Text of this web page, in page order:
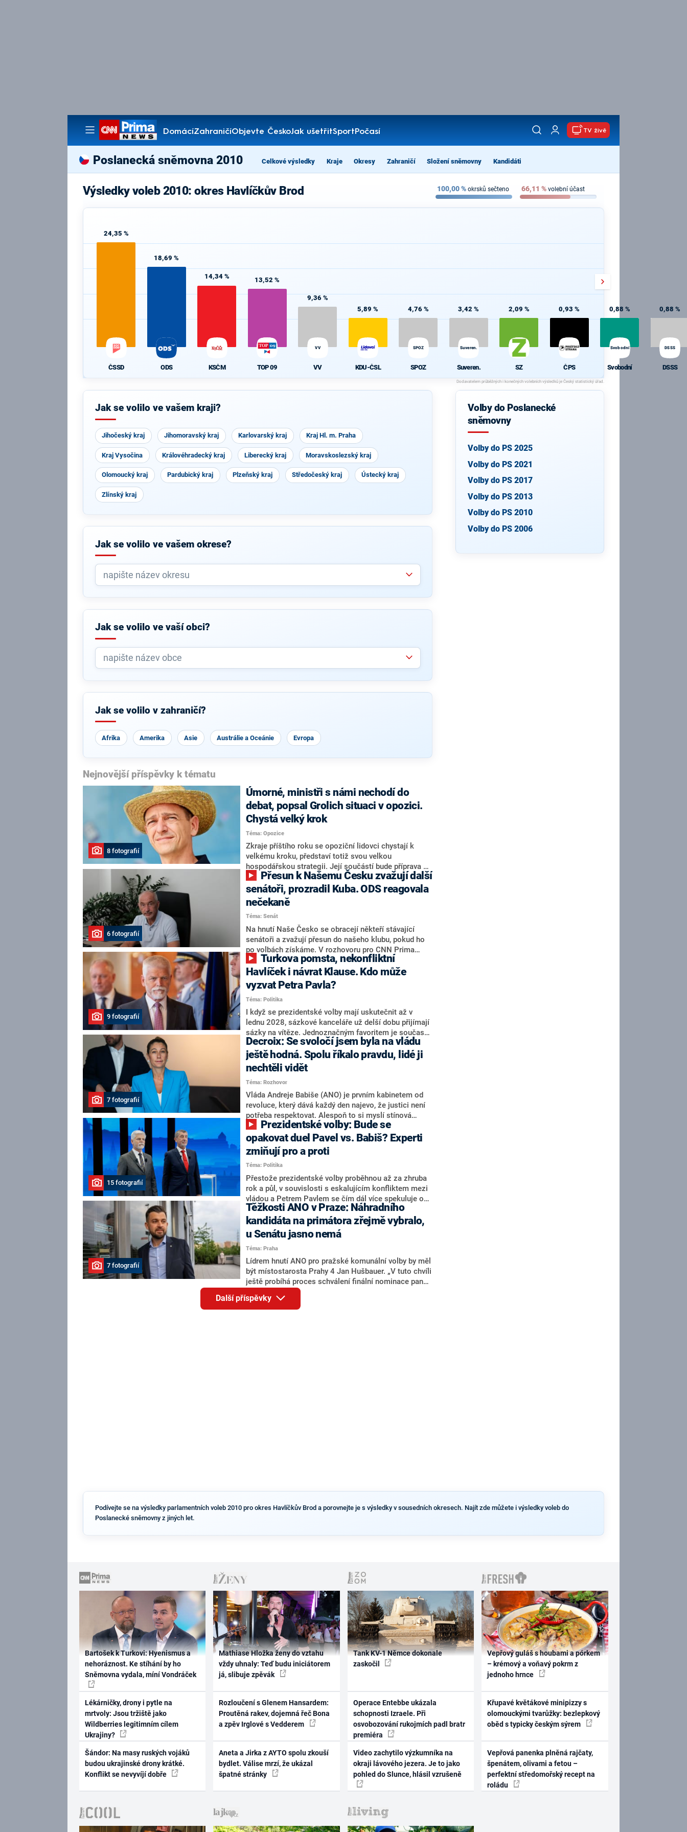
DomácíZahraničíObjevte ČeskoJak ušetřitSportPočasí
Pořady
TV živě
Poslanecká sněmovna 2010 Celkové výsledky Kraje Okresy Zahraničí Složení sněmovny Kandidáti
Výsledky voleb 2010: okres Havlíčkův Brod 100,00% okrsků sečteno 66,11 % volební účast
24,35 %
ČSSD
18,69 %
ODS
14,34 %
KSČM
13,52 %
TOP 09
9,36 %
VV
VV
5,89 %
KDU-ČSL
4,76 %
SPOZ
SPOZ
3,42 %
Suveren.
Suveren.
2,09 %
SZ
0,93 %
ČPS
0,88 %
Svobodní
Svobodní
0,88 %
DSSS
DSSS
Jak se volilo ve vašem kraji?
Jihočeský kraj Jihomoravský kraj Karlovarský kraj Kraj Hl. m. Praha
Kraj Vysočina Královéhradecký kraj Liberecký kraj Moravskoslezský kraj
Olomoucký kraj Pardubický kraj Plzeňský kraj Středočeský kraj Ústecký kraj
Zlínský kraj
Jak se volilo ve vašem okrese?
Jak se volilo ve vaší obci?
Jak se volilo v zahraničí?
Afrika Amerika Asie Austrálie a Oceánie Evropa
Nejnovější příspěvky k tématu
8 fotografií
Úmorné, ministři s námi nechodí do
debat, popsal Grolich situaci v opozici.
Chystá velký krok
Téma: Opozice
Zkraje příštího roku se opoziční lidovci chystají k
velkému kroku, představí totiž svou velkou
hospodářskou strategii. Její součástí bude příprava na
stárnutí populace, řekl ve středu na setkání s novináři
nový předseda lidovců Jan Grolich. Ten zároveň v
senátních volbách kandiduje ve Vyškově. Popsal i
aktivitu opozice, o níž vládní strany nebo političtí
komentátoři mluví jako o slabé a v defenzivě. „Je to
úmorná práce upozorňovat na chyby vlády. Ministři s
námi navíc nechodí do debat. Chceme ale ukazovat
svoje témata,“ odpověděl Grolich na dotaz CNN Prima
NEWS.
6 fotografií
senátoři, prozradil Kuba. ODS reagovala
nečekaně
Téma: Senát
Na hnutí Naše Česko se obracejí někteří stávající
senátoři a zvažují přesun do našeho klubu, pokud ho
po volbách získáme. V rozhovoru pro CNN Prima
NEWS to řekl zakladatel hnutí a jihočeský hejtman
Martin Kuba. Konkrétní nebyl, ale získat by takto mohl
například senátora Zdeňka Hrabu, který je dnes
součástí klubu ODS a TOP 09. Hraba to na dotaz
redakce nevyloučil. Předseda klubu senátorů ODS
Zdeněk Nytra redakci řekl, že počítá s odchodem
některých senátorů z klubu a že Naše Česko není
nepřítel, ale soupeř.
9 fotografií
Havlíček i návrat Klause. Kdo může
vyzvat Petra Pavla?
Téma: Politika
I když se prezidentské volby mají uskutečnit až v
lednu 2028, sázkové kanceláře už delší dobu přijímají
sázky na vítěze. Jednoznačným favoritem je současná
hlava státu Petr Pavel. Daleko za ním pak bookmakeři
zmiňují dva výrazné politiky ANO, tedy premiéra
Andreje Babiše a ministra průmyslu Karla Havlíčka.
Oblíbeným tipem samotných sázkařů je poslanec za
Motoristy Filip Turek. Politolog Jan Kubáček nicméně
o případné kandidatuře kohokoliv ze zmíněné trojice
značně pochybuje. Podle něj současná koalice dosud
nemá osobu, která by Pavlovi mohla konkurovat.
7 fotografií
Decroix: Se svoločí jsem byla na vládu
ještě hodná. Spolu říkalo pravdu, lidé ji
nechtěli vidět
Téma: Rozhovor
Vláda Andreje Babiše (ANO) je prvním kabinetem od
revoluce, který dává každý den najevo, že justici není
potřeba respektovat. Alespoň to si myslí stínová
ministryně spravedlnosti ODS Eva Decroix. V
rozhovoru pro CNN Prima NEWS si nebrala servítky
ohledně politického výkonu svého nástupce Jeronýma
Tejce (za ANO) či vládní zmocněnkyně pro lidská
práva Taťány Malé (ANO). Označením „svoloč“ na
adresu vlády prý byla ještě hodná. Decroix se také
vrátila k volební porážce koalice Spolu či promluvila o
hnutí Naše Česko Martina Kuby.
15 fotografií
opakovat duel Pavel vs. Babiš? Experti
zmiňují pro a proti
Téma: Politika
Přestože prezidentské volby proběhnou až za zhruba
rok a půl, v souvislosti s eskalujícím konfliktem mezi
vládou a Petrem Pavlem se čím dál více spekuluje o
tom, koho by do bitvy o Hrad mohla vyslat současná
koalice. Někteří političtí komentátoři znovu vytahují
jméno premiéra Andreje Babiše (ANO). Jak moc je
pravděpodobné, že se v prezidentských volbách 2028
bude znovu opakovat souboj z roku 2023?
7 fotografií
Těžkosti ANO v Praze: Náhradního
kandidáta na primátora zřejmě vybralo,
u Senátu jasno nemá
Téma: Praha
Lídrem hnutí ANO pro pražské komunální volby by měl
být místostarosta Prahy 4 Jan Hušbauer. „V tuto chvíli
ještě probíhá proces schválení finální nominace pana
Jana Hušbauera Výborem hnutí ANO,“ uvedl pro
redakci místopředseda pražského ANO Martin
Benkovič. O Hušbauerovi se spekulovalo jako o
Další příspěvky
Volby do Poslanecké
sněmovny
Volby do PS 2025
Volby do PS 2021
Volby do PS 2017
Volby do PS 2013
Volby do PS 2010
Volby do PS 2006
Podívejte se na výsledky parlamentních voleb 2010 pro okres Havlíčkův Brod a porovnejte je s výsledky v sousedních okresech. Najít zde můžete i výsledky voleb do
Poslanecké sněmovny z jiných let.
Bartošek k Turkovi: Hyenismus a
nehoráznost. Ke stíhání by ho
Sněmovna vydala, míní Vondráček
Lékárničky, drony i pytle na
mrtvoly: Jsou tržiště jako
Wildberries legitimním cílem
Ukrajiny?
Šándor: Na masy ruských vojáků
budou ukrajinské drony krátké.
Konflikt se nevyvíjí dobře
Mathiase Hložka ženy do vztahu
vždy uhnaly: Teď budu iniciátorem
já, slibuje zpěvák
Rozloučení s Glenem Hansardem:
Proutěná rakev, dojemná řeč Bona
a zpěv Irglové s Vedderem
Aneta a Jirka z AYTO spolu zkouší
bydlet. Válise mrzí, že ukázal
špatné stránky
Tank KV-1 Němce dokonale
zaskočil
Operace Entebbe ukázala
schopnosti Izraele. Při
osvobozování rukojmích padl bratr
premiéra
Video zachytilo výzkumníka na
okraji lávového jezera. Je to jako
pohled do Slunce, hlásil vzrušeně
Vepřový guláš s houbami a pórkem
– krémový a voňavý pokrm z
jednoho hrnce
Křupavé květákové minipizzy s
olomouckými tvarůžky: bezlepkový
oběd s typicky českým sýrem
Vepřová panenka plněná rajčaty,
špenátem, olivami a fetou –
perfektní středomořský recept na
roládu